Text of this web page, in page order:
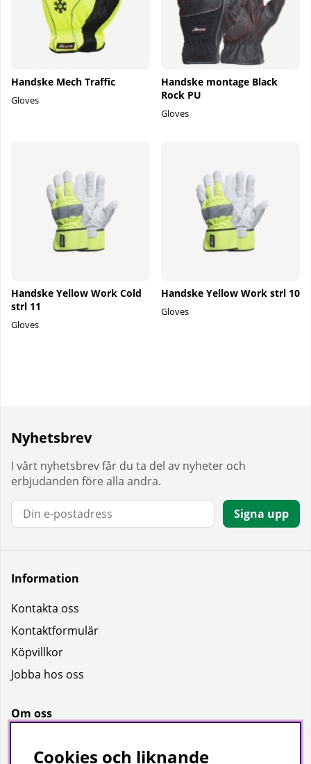
Handske Mech Traffic
Gloves
Handske montage Black
Rock PU
Gloves
Handske Yellow Work Cold
strl 11
Gloves
Handske Yellow Work strl 10
Gloves
Nyhetsbrev
I vårt nyhetsbrev får du ta del av nyheter och
erbjudanden före alla andra.
E-post:
Signa upp
Information
Kontakta oss
Kontaktformulär
Köpvillkor
Jobba hos oss
Om oss
Cookies och liknande